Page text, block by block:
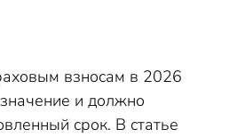
взносам в 2026
и должно
срок. В статье